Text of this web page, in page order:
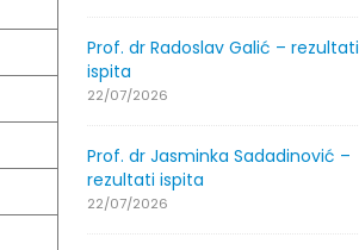
Prof. dr Radoslav Galić – rezultati
ispita
22/07/2026
Prof. dr Jasminka Sadadinović –
rezultati ispita
22/07/2026